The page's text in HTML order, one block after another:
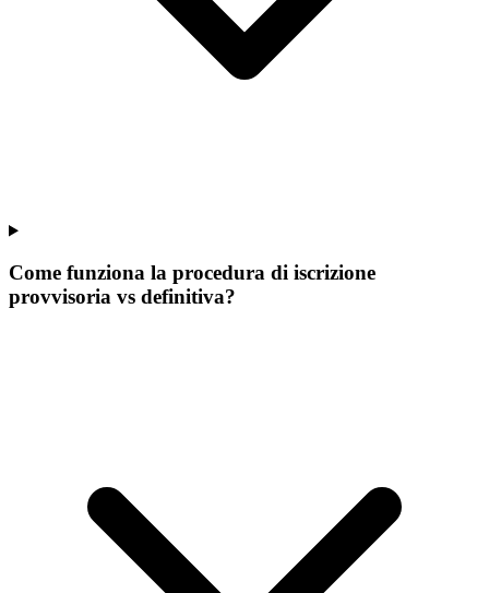
Come funziona la procedura di iscrizione
provvisoria vs definitiva?